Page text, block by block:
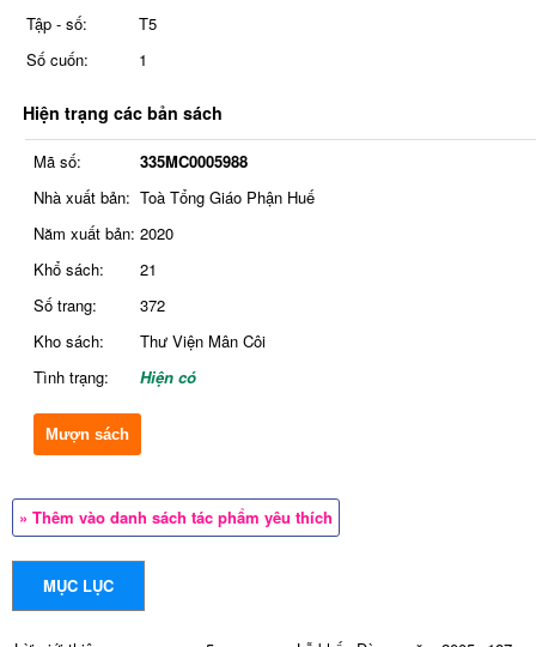
Tập - số:
T5
Số cuốn:
1
Hiện trạng các bản sách
Mã số:
335MC0005988
Nhà xuất bản: Toà Tổng Giáo Phận Huế
Năm xuất bản: 2020
Khổ sách:
21
Số trang:
372
Kho sách:
Thư Viện Mân Côi
Tình trạng:
Hiện có
Mượn sách
» Thêm vào danh sách tác phẩm yêu thích
MỤC LỤC